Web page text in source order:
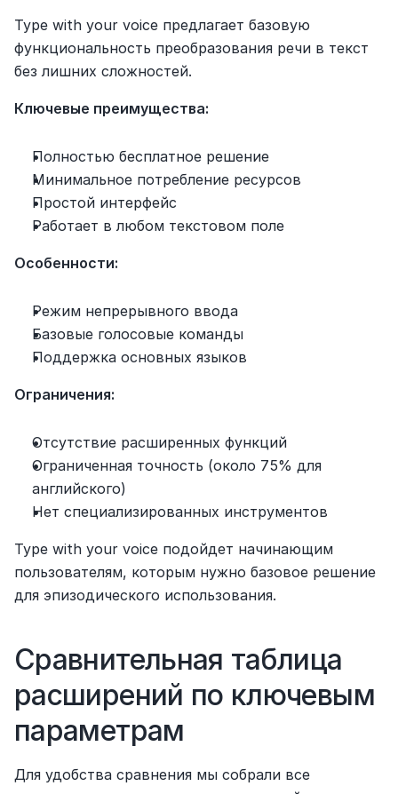
Type with your voice предлагает базовую
функциональность преобразования речи в текст
без лишних сложностей.
Ключевые преимущества:
Полностью бесплатное решение
Минимальное потребление ресурсов
Простой интерфейс
Работает в любом текстовом поле
Особенности:
Режим непрерывного ввода
Базовые голосовые команды
Поддержка основных языков
Ограничения:
Отсутствие расширенных функций
Ограниченная точность (около 75% для
английского)
Нет специализированных инструментов
Type with your voice подойдет начинающим
пользователям, которым нужно базовое решение
для эпизодического использования.
Сравнительная таблица
расширений по ключевым
параметрам
Для удобства сравнения мы собрали все